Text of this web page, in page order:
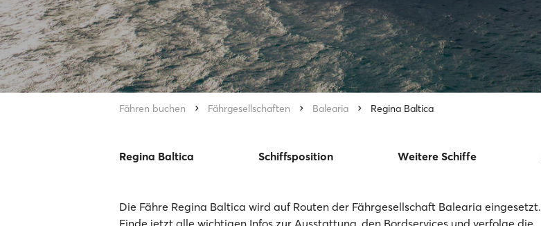
Fähren buchen Fährgesellschaften Balearia Regina Baltica
Regina Baltica Schiffsposition Weitere Schiffe
Die Fähre Regina Baltica wird auf Routen der Fährgesellschaft Balearia eingesetzt.
Finde jetzt alle wichtigen Infos zur Ausstattung, den Bordservices und verfolge die